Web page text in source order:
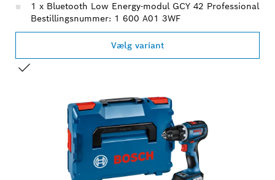
1 x Bluetooth Low Energy-modul GCY 42 Professional
Bestillingsnummer: 1 600 A01 3WF
Vælg variant